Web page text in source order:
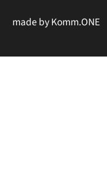
made byKomm.ONE